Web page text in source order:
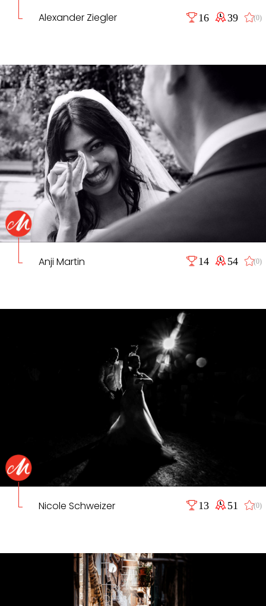
Alexander Ziegler 16 39 (0)
Anji Martin 14 54 (0)
Nicole Schweizer 13 51 (0)